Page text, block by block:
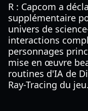
R : Capcom a
supplémentaire
univers de
interactions
personnages
mise en œuvre
routines d'IA de
Ray-Tracing du jeu.